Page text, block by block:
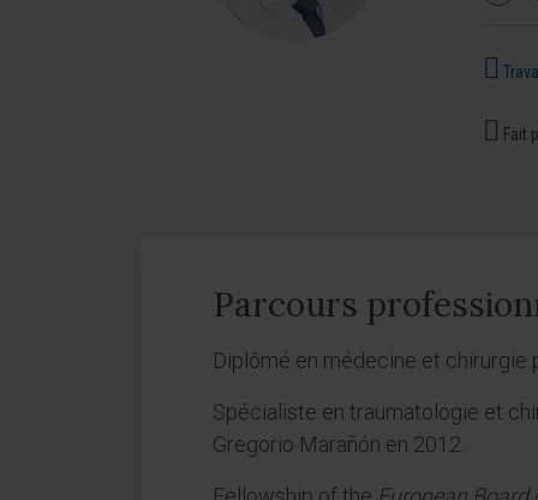
Fait
Parcours
Diplômé en médecine et chirurgie
Spécialiste en traumatologie et
Gregorio Marañón en 2012.